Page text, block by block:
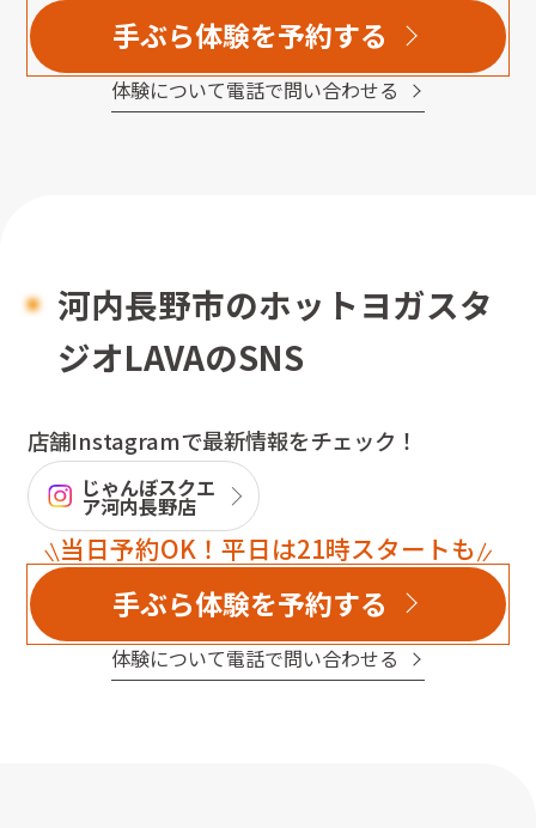
手ぶら体験を予約する
体験について電話で問い合わせる
河内長野市のホットヨガスタ
ジオLAVAのSNS
店舗Instagramで最新情報をチェック！
じゃんぼスクエ
ア河内長野店
当日予約OK！平日は21時スタートも
手ぶら体験を予約する
体験について電話で問い合わせる